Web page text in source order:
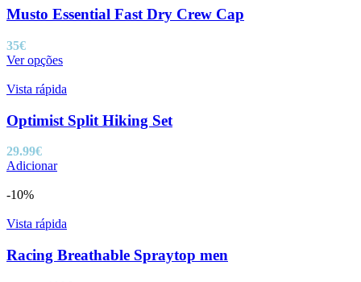
The
be
chosen
on
the
product
page
Musto Essential Fast Dry Crew Cap
35€
Ver opçõesThis
has
variants.
The
the
product
page
Vista rápida
Optimist Split Hiking Set
29.99€
Adicionar
-10%
Vista rápida
Racing Breathable Spraytop men